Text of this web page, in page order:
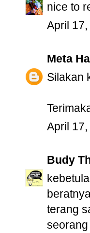
nice to
April
Meta
Silakan
April
Budy
terang